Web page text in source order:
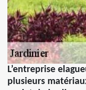
L’entreprise
plusieurs